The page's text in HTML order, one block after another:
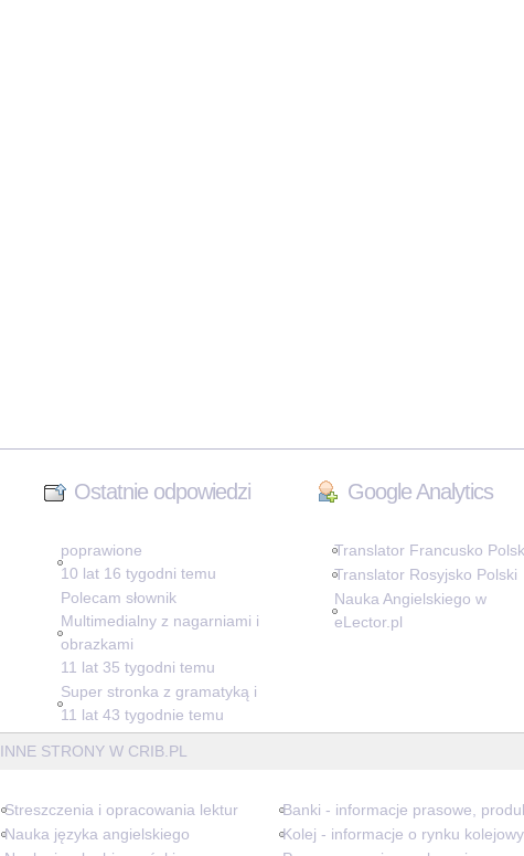
Ostatnie odpowiedzi
poprawione
10 lat 16 tygodni temu
Polecam słownik
Multimedialny z nagarniami i
obrazkami
11 lat 35 tygodni temu
Super stronka z gramatyką i
11 lat 43 tygodnie temu
Google Analytics
Translator Francusko
Translator Rosyjsko Polski
Nauka Angielskiego w
eLector.pl
INNE STRONY W CRIB.PL
Streszczenia i opracowania lektur
Nauka języka angielskiego
Banki - informacje prasowe,
Kolej - informacje o rynku